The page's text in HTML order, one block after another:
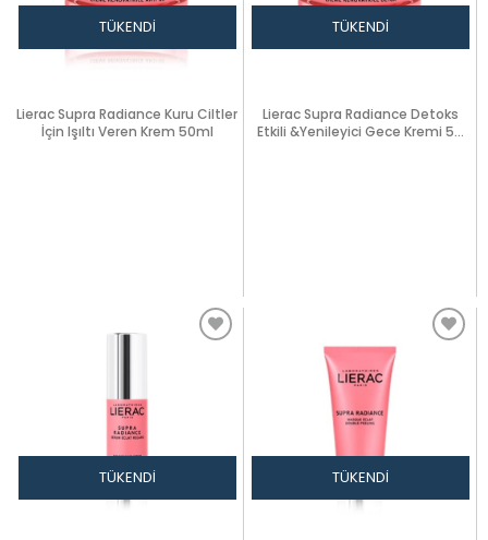
TÜKENDI
Lierac Supra Radiance Kuru Ciltler
İçin Işıltı Veren Krem 50ml
TÜKENDI
Lierac Supra Radiance Detoks
Etkili &Yenileyici Gece Kremi 50
TÜKENDI TÜKENDI